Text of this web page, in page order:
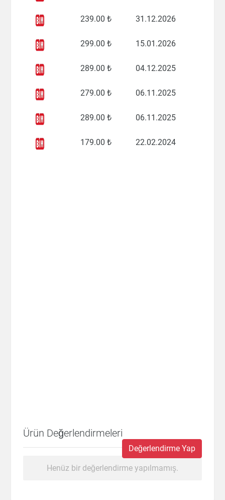
239.00 ₺ 31.12.2026
299.00 ₺ 15.01.2026
289.00 ₺ 04.12.2025
279.00 ₺ 06.11.2025
289.00 ₺ 06.11.2025
179.00 ₺ 22.02.2024
Ürün Değerlendirmeleri
Değerlendirme Yap
Henüz bir değerlendirme yapılmamış.